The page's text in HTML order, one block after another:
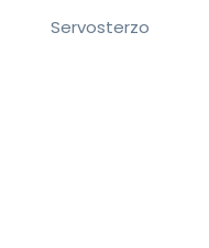
Servosterzo